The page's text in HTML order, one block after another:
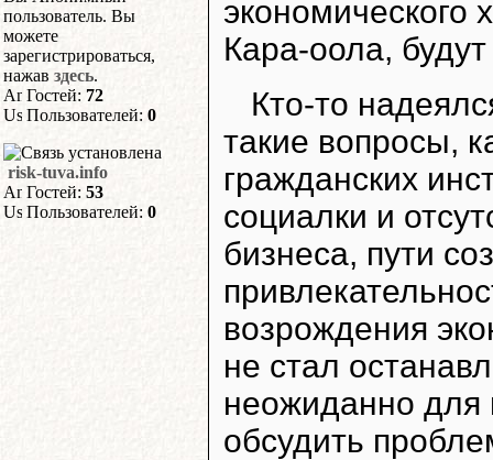
пользователь. Вы
можете
зарегистрироваться,
нажав здесь.
Гостей: 72
Пользователей: 0
risk-tuva.info
Гостей: 53
Пользователей: 0
экономического
Кара-оола,
Кто-то
такие вопросы,
гражданских
социалки и
бизнеса, пути
возрождения
не стал
неожиданно для
обсудить